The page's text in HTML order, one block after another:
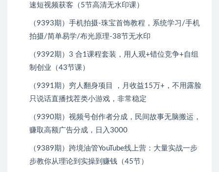
速短视频获客（5节高清无水印课）
（9393期）手机拍摄-珠宝首饰教程，系统学习/手机
拍摄/简单易学/布光原理-38节无水印
（9392期）3 合1课程套装，用人观+错位竞争+自组
制创业（43节课）
（9391期）穷人翻身项目 ，月收益15万+，不用露脸
只说话直播找茬类小游戏，非常稳定
（9390期）视频号创作者分成，民间故事无脑搬运，
赚取高额广告分成，日入3000
（9389期）跨境油管YouTube线上营：大量实战一步
步教你从理论到实操到赚钱（45节）